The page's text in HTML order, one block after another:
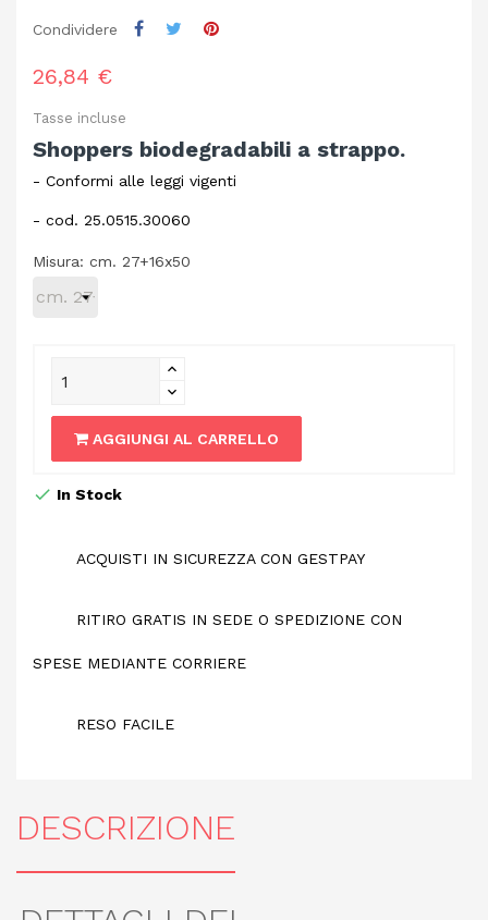
Condividere
26,84 €
Tasse incluse
Shoppers biodegradabili a strappo.
- Conformi alle leggi vigenti
- cod. 25.0515.30060
Misura: cm. 27+16x50
AGGIUNGI AL CARRELLO
In Stock
ACQUISTI IN SICUREZZA CON GESTPAY
RITIRO GRATIS IN SEDE O SPEDIZIONE CON
SPESE MEDIANTE CORRIERE
RESO FACILE
DESCRIZIONE